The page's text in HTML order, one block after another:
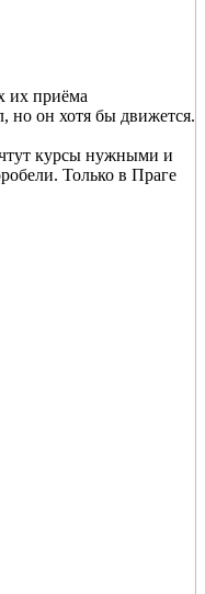
их приёма
но он хотя бы движется.
курсы нужными и
Только в Праге